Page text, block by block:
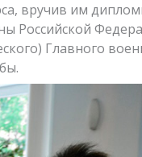
вручив им
Российской
Главного